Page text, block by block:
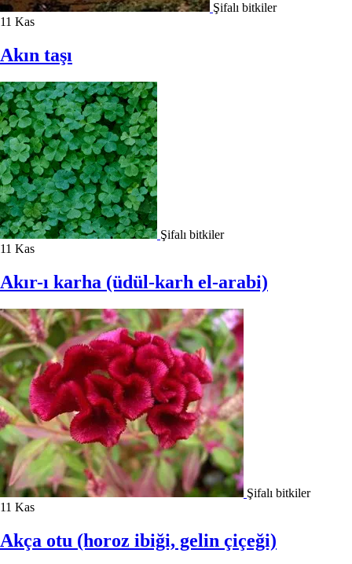
Şifalı bitkiler
11 Kas
Akın taşı
Şifalı bitkiler
11 Kas
Akır-ı karha (üdül-karh el-arabi)
Şifalı bitkiler
11 Kas
Akça otu (horoz ibiği, gelin çiçeği)